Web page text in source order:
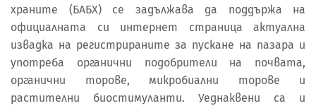
храните (БАБХ) се задължава да поддържа на
официалната си интернет страница актуална
извадка на регистрираните за пускане на пазара и
употреба органични подобрители на почвата,
органични торове, микробиални торове и
растителни биостимуланти. Уеднаквени са и